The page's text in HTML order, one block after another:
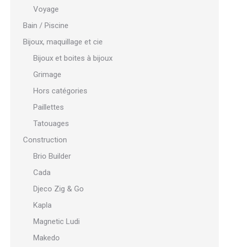
Voyage
Bain / Piscine
Bijoux, maquillage et cie
Bijoux et boites à bijoux
Grimage
Hors catégories
Paillettes
Tatouages
Construction
Brio Builder
Cada
Djeco Zig & Go
Kapla
Magnetic Ludi
Makedo